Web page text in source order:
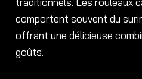
comportent souvent du
offrant une délicieuse
goûts.